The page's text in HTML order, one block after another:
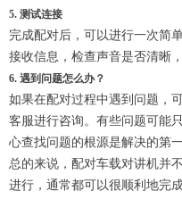
5. 测试连接
完成配对后，可以进行一次简
接收信息，检查声音是否清晰
6. 遇到问题怎么办？
如果在配对过程中遇到问题，
客服进行咨询。有些问题可能
心查找问题的根源是解决的第一
总的来说，配对车载对讲机并
进行，通常都可以很顺利地完